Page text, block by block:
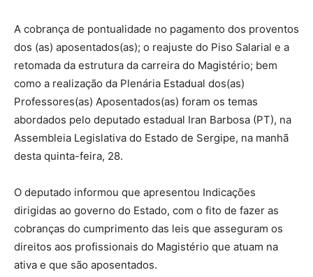
A cobrança de pontualidade no pagamento dos proventos
dos (as) aposentados(as); o reajuste do Piso Salarial e a
retomada da estrutura da carreira do Magistério; bem
como a realização da Plenária Estadual dos(as)
Professores(as) Aposentados(as) foram os temas
abordados pelo deputado estadual Iran Barbosa (PT), na
Assembleia Legislativa do Estado de Sergipe, na manhã
desta quinta-feira, 28.
O deputado informou que apresentou Indicações
dirigidas ao governo do Estado, com o fito de fazer as
cobranças do cumprimento das leis que asseguram os
direitos aos profissionais do Magistério que atuam na
ativa e que são aposentados.